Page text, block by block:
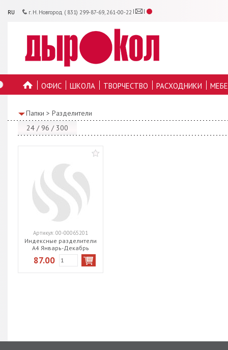
RU г. Н. Новгород ( 831) 299-87-69, 261-00-22
ОФИС ШКОЛА ТВОРЧЕСТВО РАСХОДНИКИ
Папки > Разделители
24 / 96 / 300
Индексные разделители
А4 Январь-Декабрь
пластик
Артикул: 00-00065201
87.00